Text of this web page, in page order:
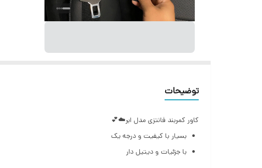
توضیحات
کاور کمربند فانتزی مدل ابر☁️💕
بسیار با کیفیت و درجه یک
با جزئیات و دیتیل دار